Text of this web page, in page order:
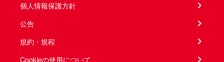
個人情報保護方針
公告
規約・規程
Cookieの使用について